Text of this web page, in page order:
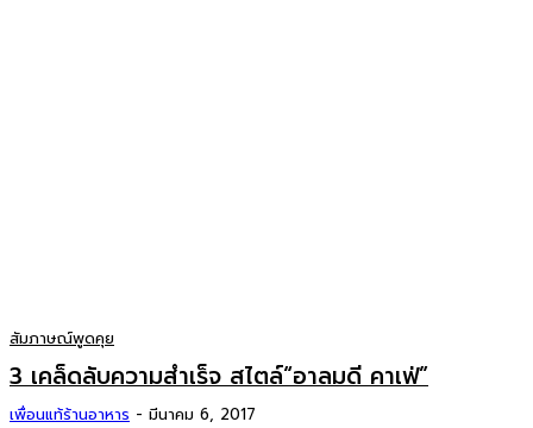
สัมภาษณ์พูดคุย
3 เคล็ดลับความสำเร็จ สไตล์“อาลมดี คาเฟ่”
เพื่อนแท้ร้านอาหาร - มีนาคม 6, 2017